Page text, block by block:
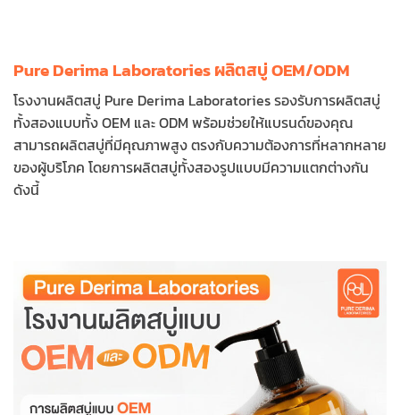
Pure Derima Laboratories ผลิตสบู่ OEM/ODM
โรงงานผลิตสบู่ Pure Derima Laboratories รองรับการผลิตสบู่
ทั้งสองแบบทั้ง OEM และ ODM พร้อมช่วยให้แบรนด์ของคุณ
สามารถผลิตสบู่ที่มีคุณภาพสูง ตรงกับความต้องการที่หลากหลาย
ของผู้บริโภค โดยการผลิตสบู่ทั้งสองรูปแบบมีความแตกต่างกัน
ดังนี้